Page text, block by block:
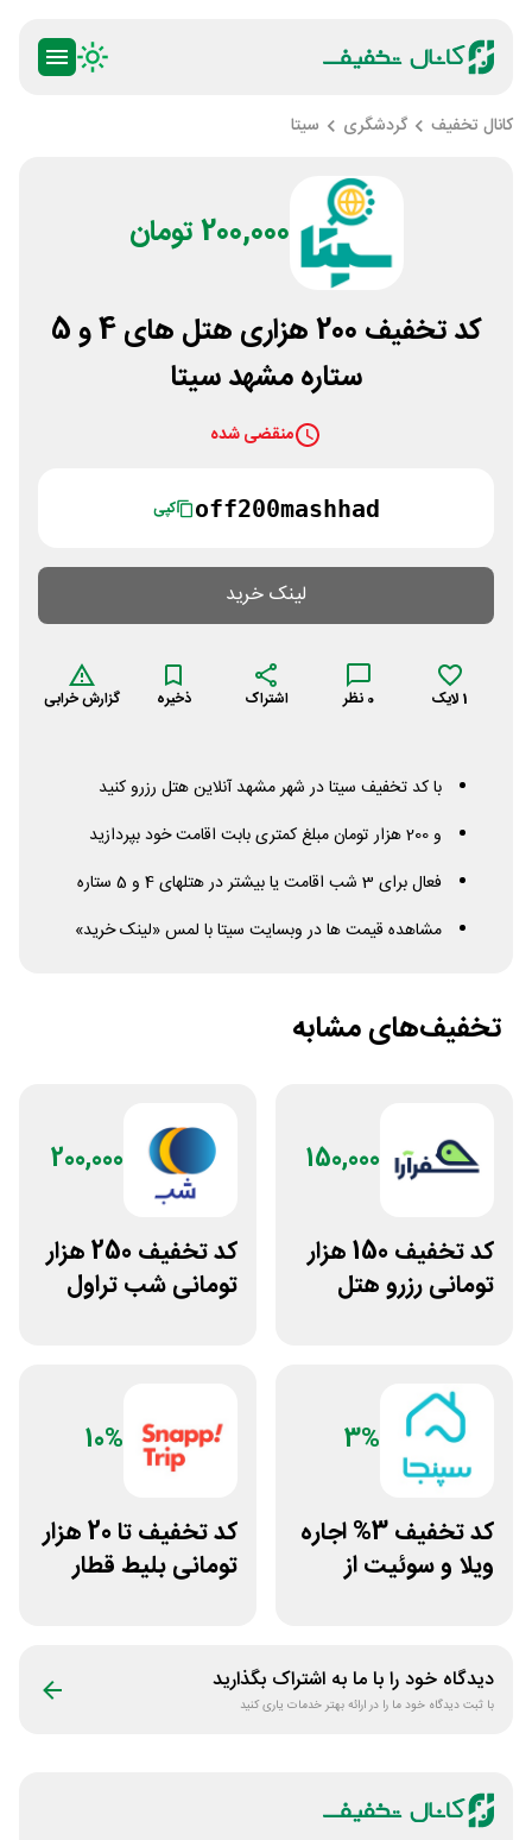
کانال تخفیف گردشگری سیتا
200,000 تومان
کد تخفیف 200 هزاری هتل های 4 و 5
ستاره مشهد سیتا
منقضی شده
off200mashhad کپی
لینک خرید
1لایک 0 نظر اشتراک ذخیره گزارش خرابی
با کد تخفیف سیتا در شهر مشهد آنلاین هتل رزرو کنید
و 200 هزار تومان مبلغ کمتری بابت اقامت خود بپردازید
فعال برای 3 شب اقامت یا بیشتر در هتلهای 4 و 5 ستاره
مشاهده قیمت ها در وبسایت سیتا با لمس «لینک خرید»
تخفیف‌های مشابه
150,000
کد تخفیف 150 هزار
تومانی رزرو هتل
200,000
کد تخفیف 250 هزار
تومانی شب تراول
3%
کد تخفیف 3% اجاره
ویلا و سوئیت از
10%
کد تخفیف تا 20 هزار
تومانی بلیط قطار
دیدگاه خود را با ما به اشتراک بگذارید
با ثبت دیدگاه خود ما را در ارائه بهتر خدمات یاری کنید